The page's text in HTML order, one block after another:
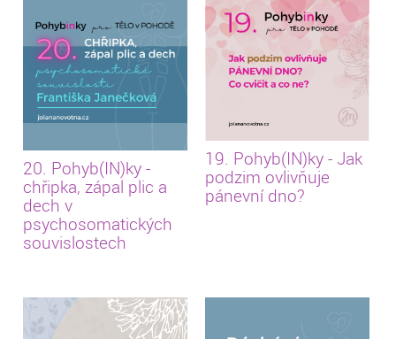
20. Pohyb(IN)ky -
chřipka, zápal plic a
dech v
psychosomatických
souvislostech
19. Pohyb(IN)ky - Jak
podzim ovlivňuje
pánevní dno?